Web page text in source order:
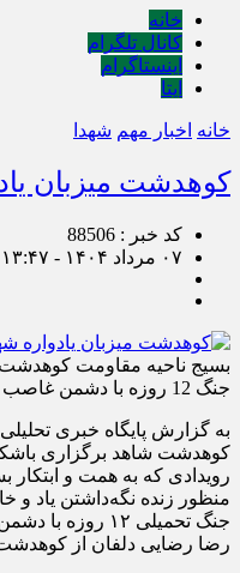
خانه
کانال تلگرام
اینستاگرام
ایتا
خانه اخبار مهم شهدا
کوهدشت میزبان
کد خبر : 88506
۰۷ مرداد ۱۴۰۴ - ۱۳:۴۷
بسیج ناحیه مقاومت کوهدشت،
جنگ 12 روزه با دشمن غاصب و خون‌خوار رژیم صهیونیستی بود.
به گزارش پایگاه خبری
کوهدشت شاهد برگزاری
رویدادی که به همت و ابتکار
منظور زنده نگه‌داشتن یاد و
جنگ تحمیلی ۱۲
رضا رضایی دلفان از